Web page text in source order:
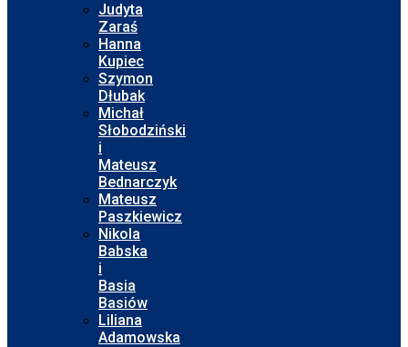
Judyta
Zaraś
Hanna
Kupiec
Szymon
Dłubak
Michał
Słobodziński
i
Mateusz
Bednarczyk
Mateusz
Paszkiewicz
Nikola
Babska
i
Basia
Basiów
Liliana
Adamowska